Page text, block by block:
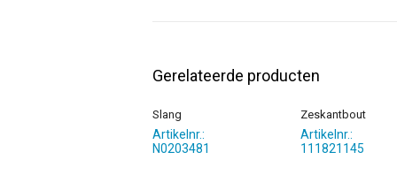
Gerelateerde producten
Slang
Artikelnr.:
N0203481
Zeskantbout
Artikelnr.:
111821145